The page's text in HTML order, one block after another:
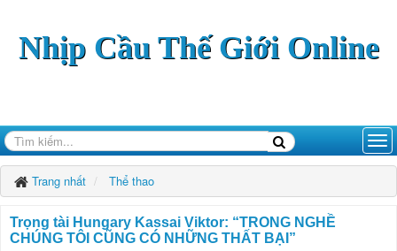
Nhịp Cầu Thế Giới Online
Trang nhất Thể thao
Trọng tài Hungary Kassai Viktor: “TRONG NGHỀ
CHÚNG TÔI CŨNG CÓ NHỮNG THẤT BẠI”